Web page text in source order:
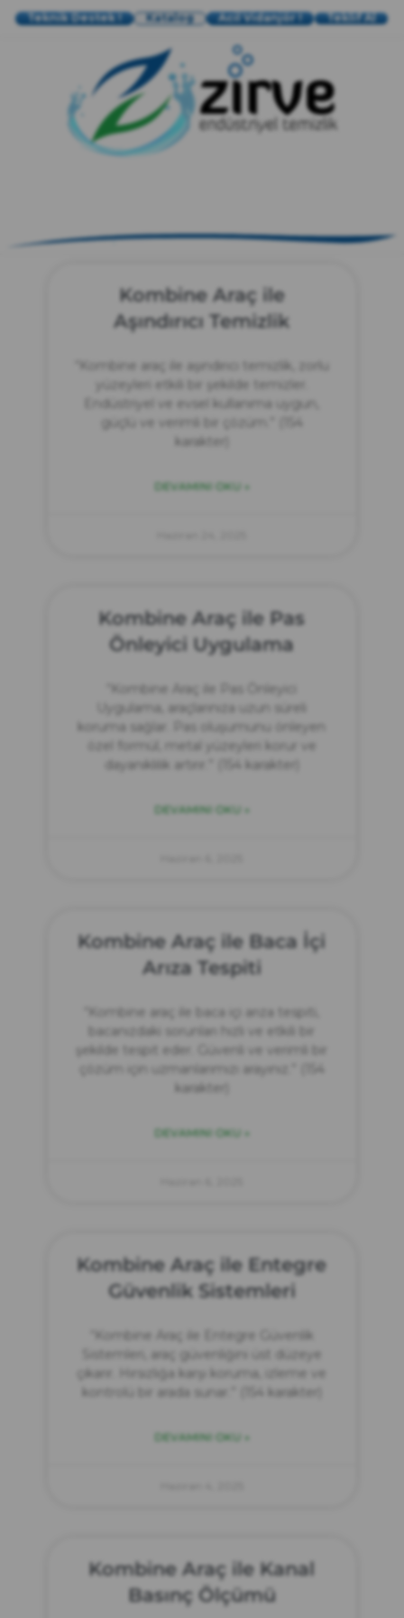
Teknik Destek ! Katalog Acil Vidanjör ! Teklif Al
Kombine Araç ile
Aşındırıcı Temizlik
“Kombine araç ile aşındırıcı temizlik, zorlu
yüzeyleri etkili bir şekilde temizler.
Endüstriyel ve evsel kullanıma uygun,
güçlü ve verimli bir çözüm.” (154
karakter)
DEVAMINI OKU »
Kombine Araç ile Pas
Önleyici Uygulama
“Kombine Araç ile Pas Önleyici
Uygulama, araçlarınıza uzun süreli
koruma sağlar. Pas oluşumunu önleyen
özel formül, metal yüzeyleri korur ve
dayanıklılık artırır.” (154 karakter)
DEVAMINI OKU »
Kombine Araç ile Baca İçi
Arıza Tespiti
“Kombine araç ile baca içi arıza tespiti,
bacanızdaki sorunları hızlı ve etkili bir
şekilde tespit eder. Güvenli ve verimli bir
çözüm için uzmanlarımızı arayınız.” (154
karakter)
DEVAMINI OKU »
Kombine Araç ile Entegre
Güvenlik Sistemleri
“Kombine Araç ile Entegre Güvenlik
Sistemleri, araç güvenliğini üst düzeye
çıkarır. Hırsızlığa karşı koruma, izleme ve
kontrolü bir arada sunar.” (154 karakter)
DEVAMINI OKU »
Kombine Araç ile Kanal
Basınç Ölçümü